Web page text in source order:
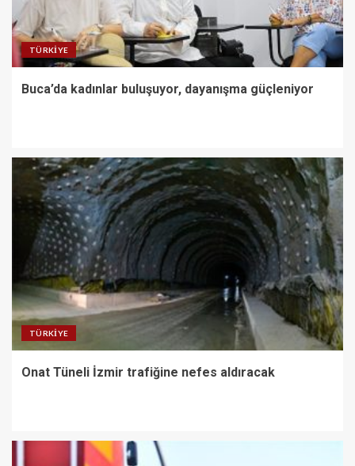
TÜRKIYE
Buca’da kadınlar buluşuyor, dayanışma güçleniyor
TÜRKIYE
Onat Tüneli İzmir trafiğine nefes aldıracak